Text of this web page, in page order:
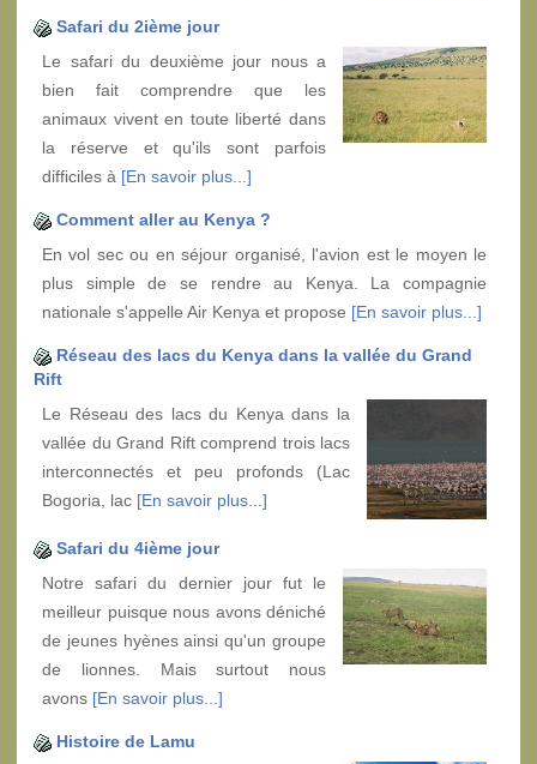
Safari du 2ième jour
Le safari du deuxième jour nous a
bien fait comprendre que les
animaux vivent en toute liberté dans
la réserve et qu'ils sont parfois
difficiles à [En savoir plus...]
Comment aller au Kenya ?
En vol sec ou en séjour organisé, l'avion est le moyen le
plus simple de se rendre au Kenya. La compagnie
nationale s'appelle Air Kenya et propose [En savoir plus...]
Réseau des lacs du Kenya dans la vallée du Grand
Rift
Le Réseau des lacs du Kenya dans la
vallée du Grand Rift comprend trois lacs
interconnectés et peu profonds (Lac
Bogoria, lac [En savoir plus...]
Safari du 4ième jour
Notre safari du dernier jour fut le
meilleur puisque nous avons déniché
de jeunes hyènes ainsi qu'un groupe
de lionnes. Mais surtout nous
avons [En savoir plus...]
Histoire de Lamu